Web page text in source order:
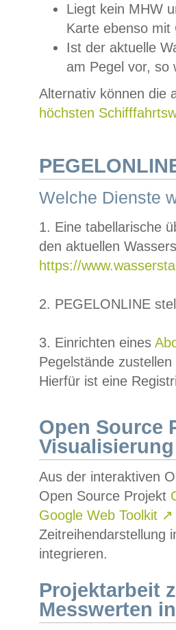
Liegt kein MHW
Karte ebenso mit
Ist der aktuelle
am Pegel vor,
Alternativ können die
höchsten
Welche Dienste
1. Eine tabellarische
den aktuellen
https://
2. PEGELONLINE
3. Einrichten eines
Pegelstände
Hierfür ist eine
Open Source
Visualisierung
Aus der interaktiven
Open Source Projekt
Google Web Toolkit ↗
Zeitreihendarstellung
integrieren.
Projektarbeit
Messwerten